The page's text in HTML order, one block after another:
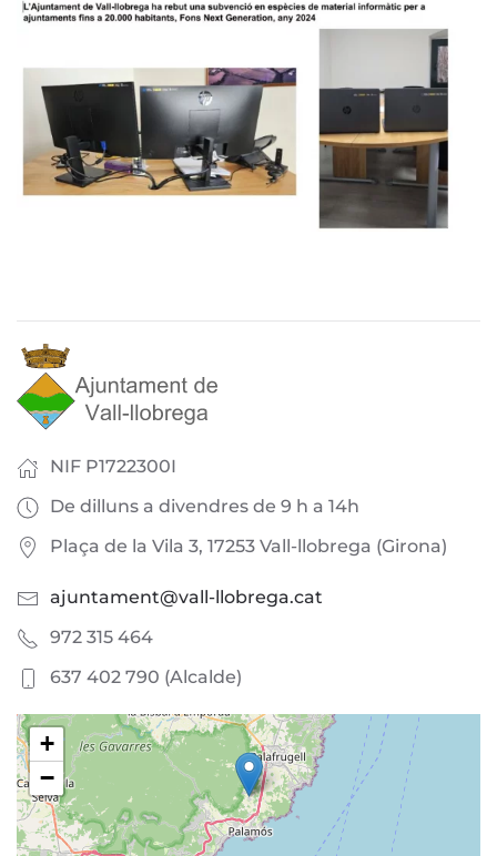
NIF P1722300I
De dilluns a divendres de 9 h a 14h
Plaça de la Vila 3, 17253 Vall-llobrega (Girona)
ajuntament@vall-llobrega.cat
972 315 464
637 402 790 (Alcalde)
+
−